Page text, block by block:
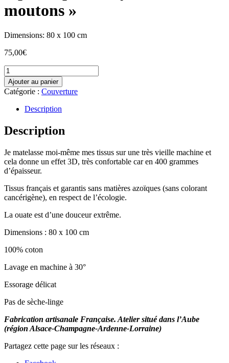
moutons »
Dimensions: 80 x 100 cm
75,00€
quantité
de
Couverture,
tapis
d'éveil
tapis
de
"Pyramide
de
moutons"
Ajouter au panier
Catégorie : Couverture
Description
Description
Je matelasse moi-même mes tissus sur une très vieille machine et
cela donne un effet 3D, très confortable car en 400 grammes
d’épaisseur.
Tissus français et garantis sans matières azoïques (sans colorant
cancérigène), en respect de l’écologie.
La ouate est d’une douceur extrême.
Dimensions : 80 x 100 cm
100% coton
Lavage en machine à 30°
Essorage délicat
Pas de sèche-linge
Fabrication artisanale Française. Atelier situé dans l’Aube
(région Alsace-Champagne-Ardenne-Lorraine)